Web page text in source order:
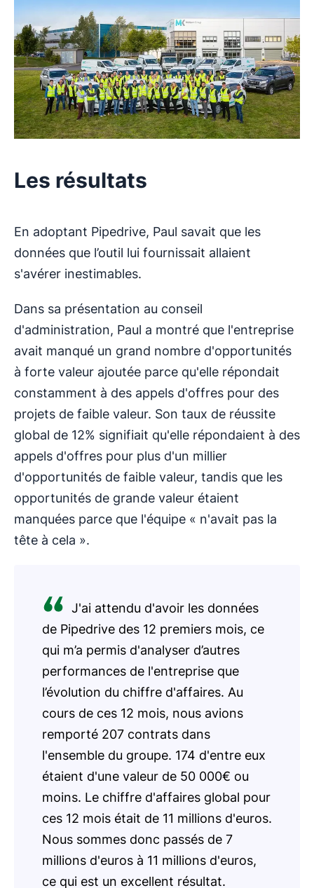
Les résultats
En adoptant Pipedrive, Paul savait que les
données que l’outil lui fournissait allaient
s'avérer inestimables.
Dans sa présentation au conseil
d'administration, Paul a montré que l'entreprise
avait manqué un grand nombre d'opportunités
à forte valeur ajoutée parce qu'elle répondait
constamment à des appels d'offres pour des
projets de faible valeur. Son taux de réussite
global de 12% signifiait qu'elle répondaient à des
appels d'offres pour plus d'un millier
d'opportunités de faible valeur, tandis que les
opportunités de grande valeur étaient
manquées parce que l'équipe « n'avait pas la
tête à cela ».
J'ai attendu d'avoir les données
de Pipedrive des 12 premiers mois, ce
qui m’a permis d'analyser d’autres
performances de l'entreprise que
l’évolution du chiffre d'affaires. Au
cours de ces 12 mois, nous avions
remporté 207 contrats dans
l'ensemble du groupe. 174 d'entre eux
étaient d'une valeur de 50 000€ ou
moins. Le chiffre d'affaires global pour
ces 12 mois était de 11 millions d'euros.
Nous sommes donc passés de 7
millions d'euros à 11 millions d'euros,
ce qui est un excellent résultat.